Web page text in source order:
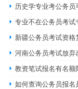
历史学专业考公务
专业不在公务员考
新疆公务员考试资
河南公务员考试放
教资笔试报名有名额
如何查询公务员报名